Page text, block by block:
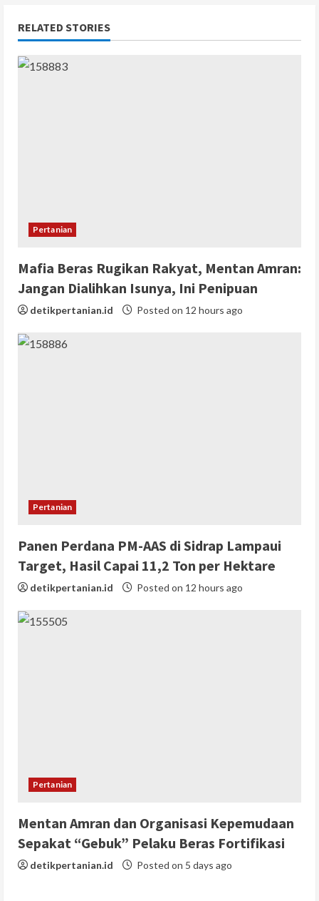
RELATED STORIES
Pertanian
Mafia Beras Rugikan Rakyat, Mentan Amran:
Jangan Dialihkan Isunya, Ini Penipuan
detikpertanian.id Posted on 12 hours ago
Pertanian
Panen Perdana PM-AAS di Sidrap Lampaui
Target, Hasil Capai 11,2 Ton per Hektare
detikpertanian.id Posted on 12 hours ago
Pertanian
Mentan Amran dan Organisasi Kepemudaan
Sepakat “Gebuk” Pelaku Beras Fortifikasi
detikpertanian.id Posted on 5 days ago